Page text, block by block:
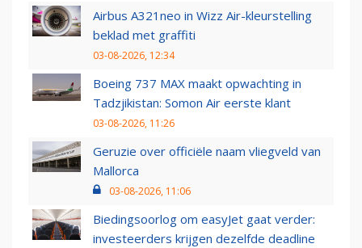
Airbus A321neo in Wizz Air-kleurstelling
beklad met graffiti
03-08-2026, 12:34
Boeing 737 MAX maakt opwachting in
Tadzjikistan: Somon Air eerste klant
03-08-2026, 11:26
Geruzie over officiële naam vliegveld van
Mallorca
03-08-2026, 11:06
Biedingsoorlog om easyJet gaat verder:
investeerders krijgen dezelfde deadline